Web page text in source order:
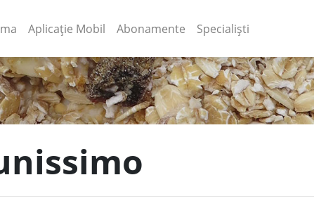
(current)
Aplicație Mobil (current)
Abonamente Specialiști